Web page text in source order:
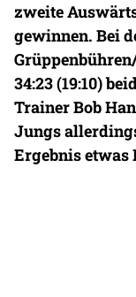
zweite
gewinnen. Bei
34:23 (19:10)
Trainer Bob
Jungs
Ergebnis etwas